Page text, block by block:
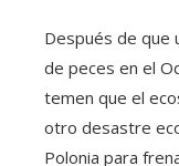
Después de que
de peces en el
temen que el
otro desastre
Polonia para